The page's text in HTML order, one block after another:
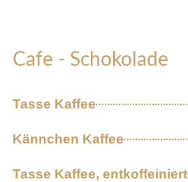
Cafe - Schokolade
Tasse Kaffee
Kännchen Kaffee
Tasse Kaffee, entkoffeiniert